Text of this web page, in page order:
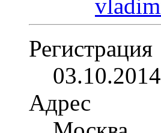
Регистрация
03.10.2014
Адрес